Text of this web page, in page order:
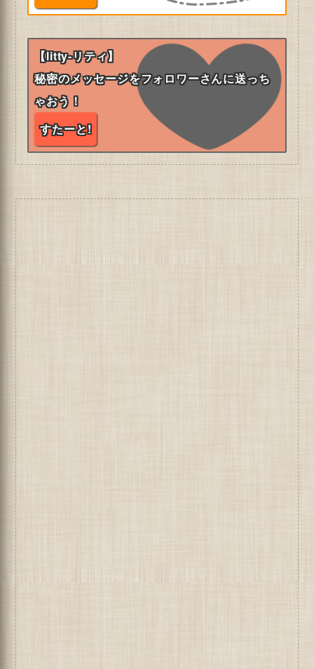
【litty-リティ】
秘密のメッセージをフォロワーさんに送っち
ゃおう！
すたーと!